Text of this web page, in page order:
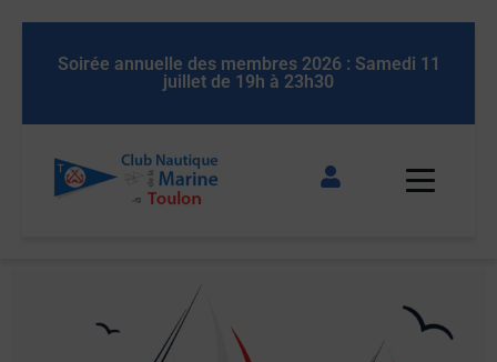
Soirée annuelle des membres 2026 : Samedi 11
juillet de 19h à 23h30